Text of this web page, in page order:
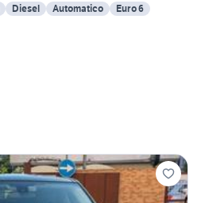
Diesel Automatico Euro 6